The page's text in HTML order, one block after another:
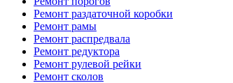
Ремонт раздаточной коробки
Ремонт рамы
Ремонт распредвала
Ремонт редуктора
Ремонт рулевой рейки
Ремонт сколов